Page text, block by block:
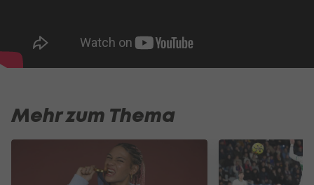
Mehr zum Thema